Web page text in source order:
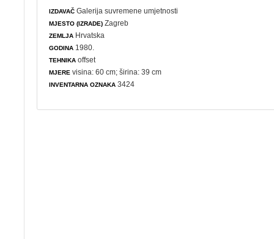
IZDAVAČ Galerija suvremene umjetnosti
MJESTO (IZRADE) Zagreb
ZEMLJA Hrvatska
GODINA 1980.
TEHNIKA offset
MJERE visina: 60 cm; širina: 39 cm
INVENTARNA OZNAKA 3424